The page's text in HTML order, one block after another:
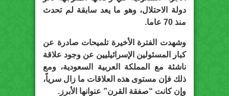
دولة الاحتلال، وهو ما يعد سابقة لم تحدث
منذ 70 عاما.
وشهدت الفترة الأخيرة تلميحات صادرة عن
كبار المسئولين الإسرائيليين عن وجود علاقة
ناشئة مع المملكة العربية السعودية، ومع
ذلك فإن مستوى هذه العلاقات ما زال سرياً،
وإن كانت “صفقة القرن” عنوانها الأبرز.